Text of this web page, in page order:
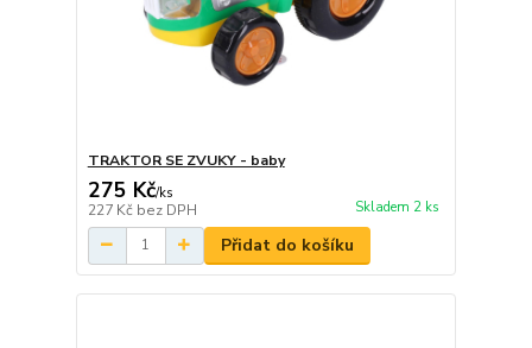
TRAKTOR SE ZVUKY - baby
275 Kč/ks
227 Kč bez DPH Skladem 2 ks
Přidat do košíku